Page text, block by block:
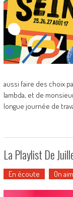
aussi faire des choix
lambda, et de
longue journée de
La Playlist De
En écoute On